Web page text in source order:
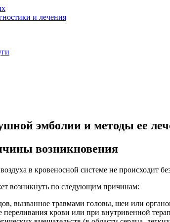
и лечения
эмболии и методы ее
возникновения
в кровеносной системе не происходит
возникнуть по следующим причинам:
вызванное травмами головы, шеи или
переливания крови или при внутривенной